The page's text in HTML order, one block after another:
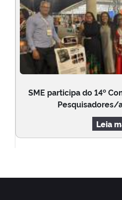
SME participa do 14º
Pesquisadores/
Leia